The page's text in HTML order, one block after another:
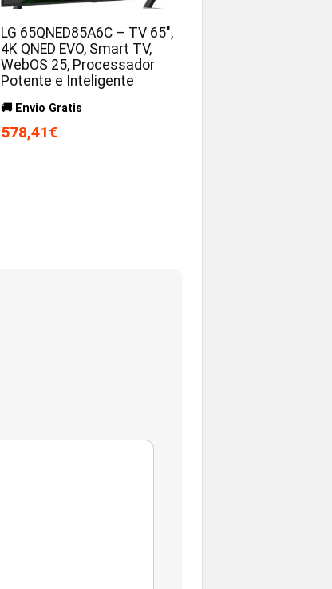
LG 65QNED85A6C – TV 65″,
4K QNED EVO, Smart TV,
WebOS 25, Processador
Potente e Inteligente
🚚 Envio Gratis
578,41€